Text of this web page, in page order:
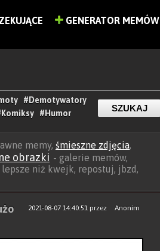
GENERATOR MEMÓW
#Demotywatory
#Humor
memy, śmieszne zdjęcia,
obrazki - galerie memów,
niż kwejk, repostuj, jbzd,
2021-08-07 14:40:51przez Anonim